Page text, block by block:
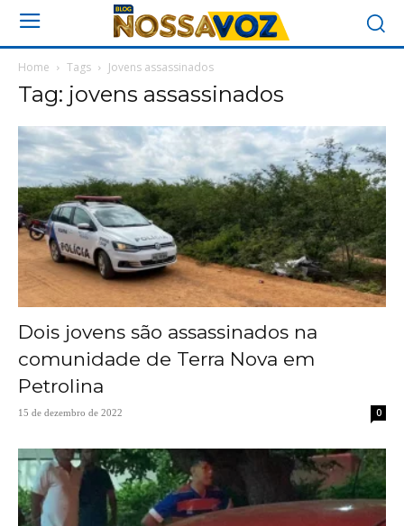
Home Tags Jovens assassinados
Tag: jovens assassinados
Dois jovens são assassinados na
comunidade de Terra Nova em
Petrolina
15 de dezembro de 2022 0